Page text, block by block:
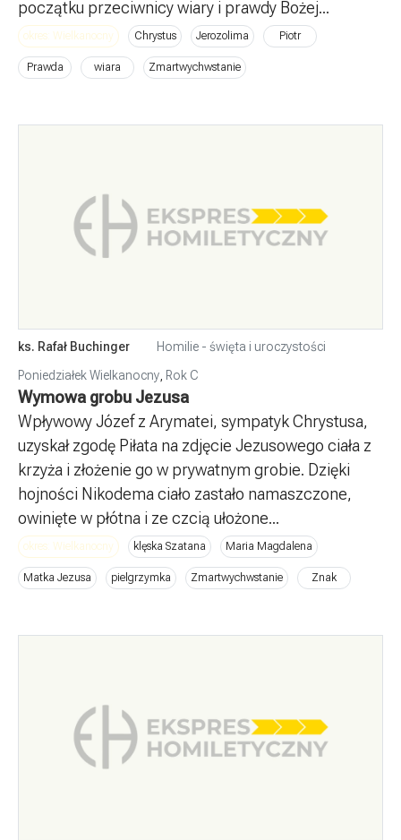
początku przeciwnicy wiary i prawdy Bożej...
okres: Wielkanocny Chrystus Jerozolima Piotr
Prawda wiara Zmartwychwstanie
ks. Rafał Buchinger
Homilie - święta i uroczystości
Poniedziałek Wielkanocny, Rok C
Wymowa grobu Jezusa
Wpływowy Józef z Arymatei, sympatyk Chrystusa,
uzyskał zgodę Piłata na zdjęcie Jezusowego ciała z
krzyża i złożenie go w prywatnym grobie. Dzięki
hojności Nikodema ciało zastało namaszczone,
owinięte w płótna i ze czcią ułożone...
okres: Wielkanocny klęska Szatana Maria Magdalena
Matka Jezusa pielgrzymka Zmartwychwstanie Znak